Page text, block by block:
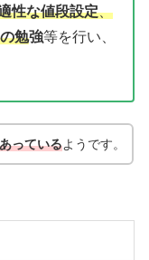
性な値段設定、
勉強等を行い、
っているようです。